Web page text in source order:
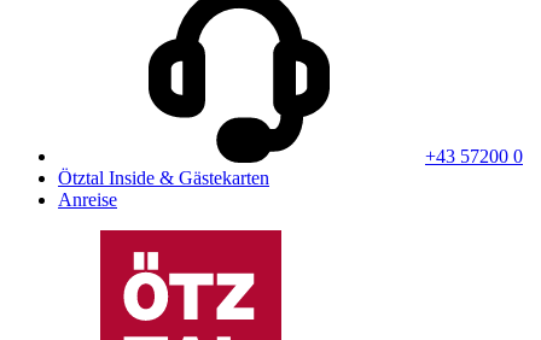
+43 57200 0
Ötztal Inside & Gästekarten
Anreise